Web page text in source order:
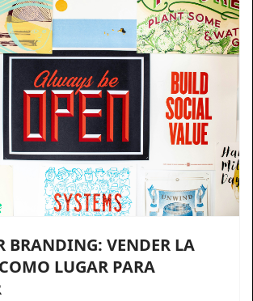
BRANDING: VENDER LA
LUGAR PARA